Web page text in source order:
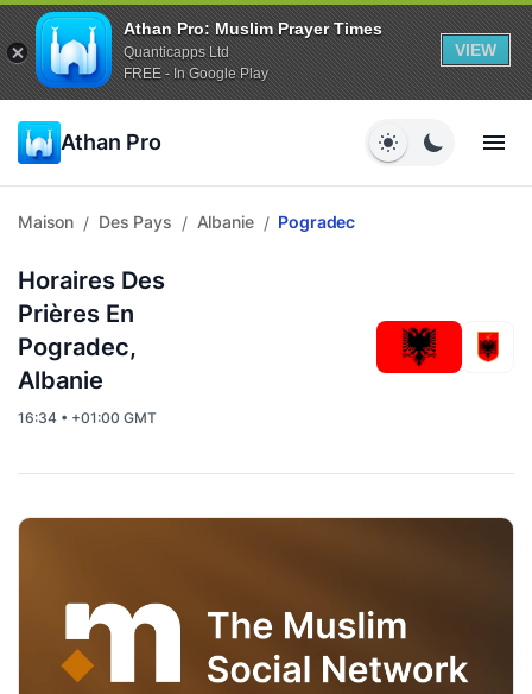
Athan Pro: Muslim Prayer Times
Quanticapps Ltd
FREE - In Google Play
VIEW
Athan Pro
Maison / Des Pays / Albanie / Pogradec
Horaires Des
Prières En
Pogradec,
Albanie
16:34 • +01:00 GMT